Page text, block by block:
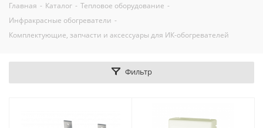
Главная - Каталог - Тепловое оборудование -
Инфракрасные обогреватели -
Комплектующие, запчасти и аксессуары для ИК-обогревателей
Фильтр